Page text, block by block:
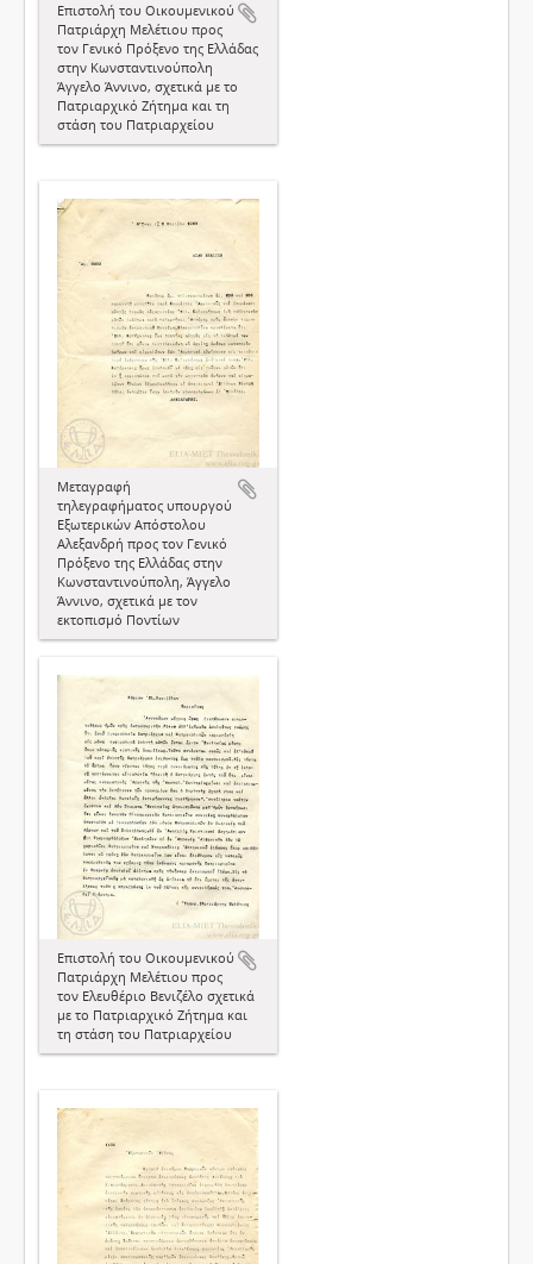
Επιστολή του Οικουμενικού
Πατριάρχη Μελέτιου προς
τον Γενικό Πρόξενο της Ελλάδας
στην Κωνσταντινούπολη
Άγγελο Άννινο, σχετικά με το
Πατριαρχικό Ζήτημα και τη
στάση του Πατριαρχείου
Μεταγραφή
τηλεγραφήματος υπουργού
Εξωτερικών Απόστολου
Αλεξανδρή προς τον Γενικό
Πρόξενο της Ελλάδας στην
Κωνσταντινούπολη, Άγγελο
Άννινο, σχετικά με τον
εκτοπισμό Ποντίων
Επιστολή του Οικουμενικού
Πατριάρχη Μελέτιου προς
τον Ελευθέριο Βενιζέλο σχετικά
με το Πατριαρχικό Ζήτημα και
τη στάση του Πατριαρχείου